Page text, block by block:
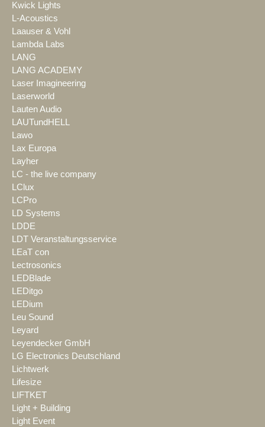
Kwick Lights
L-Acoustics
Laauser & Vohl
Lambda Labs
LANG
LANG ACADEMY
Laser Imagineering
Laserworld
Lauten Audio
LAUTundHELL
Lawo
Lax Europa
Layher
LC - the live company
LClux
LCPro
LD Systems
LDDE
LDT Veranstaltungsservice
LEaT con
Lectrosonics
LEDBlade
LEDitgo
LEDium
Leu Sound
Leyard
Leyendecker GmbH
LG Electronics Deutschland
Lichtwerk
Lifesize
LIFTKET
Light + Building
Light Event